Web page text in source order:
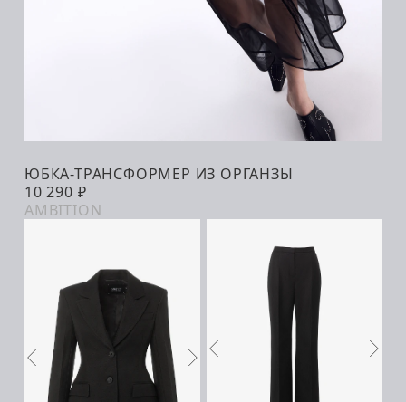
ЮБКА-ТРАНСФОРМЕР ИЗ ОРГАНЗЫ
10 290 ₽
AMBITION